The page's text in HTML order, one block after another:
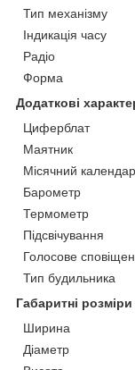
Тип механізму
Індикація часу
Радіо
Форма
Додаткові
Циферблат
Маятник
Місячний календар
Барометр
Термометр
Підсвічування
Голосове
Тип будильника
Габаритні
Ширина
Діаметр